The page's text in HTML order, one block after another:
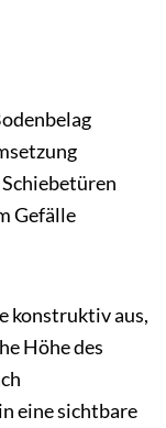
Gefälle
konstruktiv aus,
Höhe des
eine sichtbare